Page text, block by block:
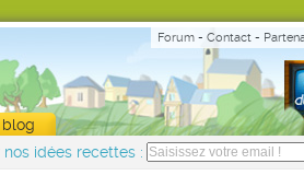
Forum - Contact -
blog
nos idées recettes :